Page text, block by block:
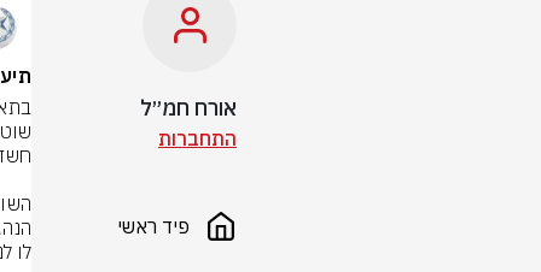
אורח חמ״ל
התחברות
פיד ראשי
תיעוד: